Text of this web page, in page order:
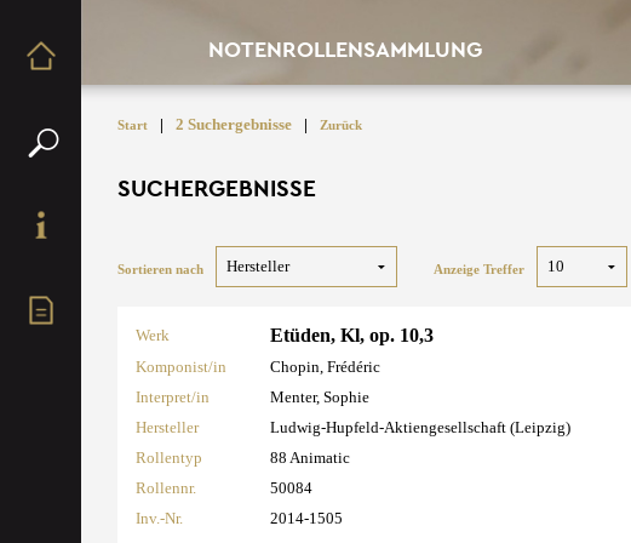
NOTENROLLENSAMMLUNG
Start | 2 Suchergebnisse | Zurück
SUCHERGEBNISSE
Sortieren nach Anzeige Treffer
Werk Etüden, Kl, op. 10,3
Komponist/in
Chopin, Frédéric
Interpret/in
Menter, Sophie
Hersteller
Ludwig-Hupfeld-Aktiengesellschaft (Leipzig)
Rollentyp
88 Animatic
Rollennr.
50084
Inv.-Nr.
2014-1505